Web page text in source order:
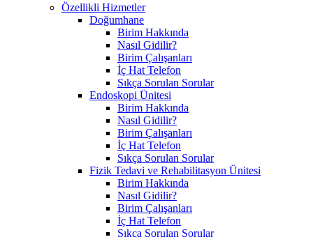
Özellikli Hizmetler
Doğumhane
Birim Hakkında
Nasıl Gidilir?
Birim Çalışanları
İç Hat Telefon
Sıkça Sorulan Sorular
Endoskopi Ünitesi
Birim Hakkında
Nasıl Gidilir?
Birim Çalışanları
İç Hat Telefon
Sıkça Sorulan Sorular
Fizik Tedavi ve Rehabilitasyon Ünitesi
Birim Hakkında
Nasıl Gidilir?
Birim Çalışanları
İç Hat Telefon
Sıkça Sorulan Sorular